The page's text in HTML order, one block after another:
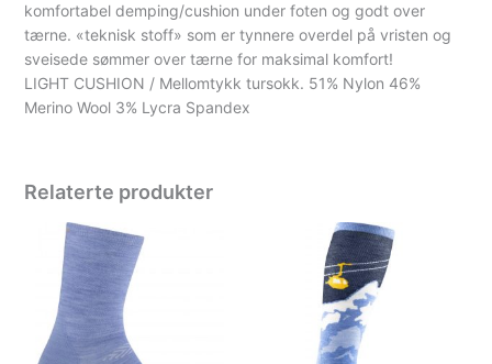
komfortabel demping/cushion under foten og godt over
tærne. «teknisk stoff» som er tynnere overdel på vristen og
sveisede sømmer over tærne for maksimal komfort!
LIGHT CUSHION / Mellomtykk tursokk. 51% Nylon 46%
Merino Wool 3% Lycra Spandex
Relaterte produkter